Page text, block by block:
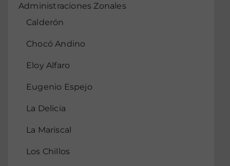
Administraciones Zonales
Calderón
Chocó Andino
Eloy Alfaro
Eugenio Espejo
La Delicia
La Mariscal
Los Chillos